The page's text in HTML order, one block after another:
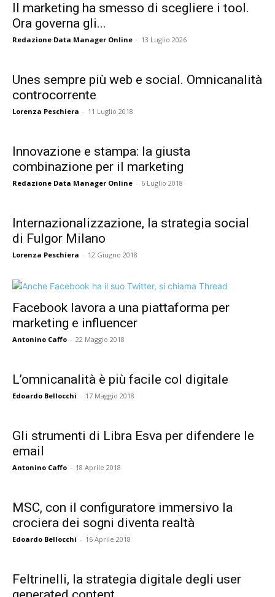
Il marketing ha smesso di scegliere i tool.
Ora governa gli...
Redazione Data Manager Online - 13 Luglio 2026
Unes sempre più web e social. Omnicanalità
controcorrente
Lorenza Peschiera - 11 Luglio 2018
Innovazione e stampa: la giusta
combinazione per il marketing
Redazione Data Manager Online - 6 Luglio 2018
Internazionalizzazione, la strategia social
di Fulgor Milano
Lorenza Peschiera - 12 Giugno 2018
Facebook lavora a una piattaforma per
marketing e influencer
Antonino Caffo - 22 Maggio 2018
L’omnicanalità è più facile col digitale
Edoardo Bellocchi - 17 Maggio 2018
Gli strumenti di Libra Esva per difendere le
email
Antonino Caffo - 18 Aprile 2018
MSC, con il configuratore immersivo la
crociera dei sogni diventa realtà
Edoardo Bellocchi - 16 Aprile 2018
Feltrinelli, la strategia digitale degli user